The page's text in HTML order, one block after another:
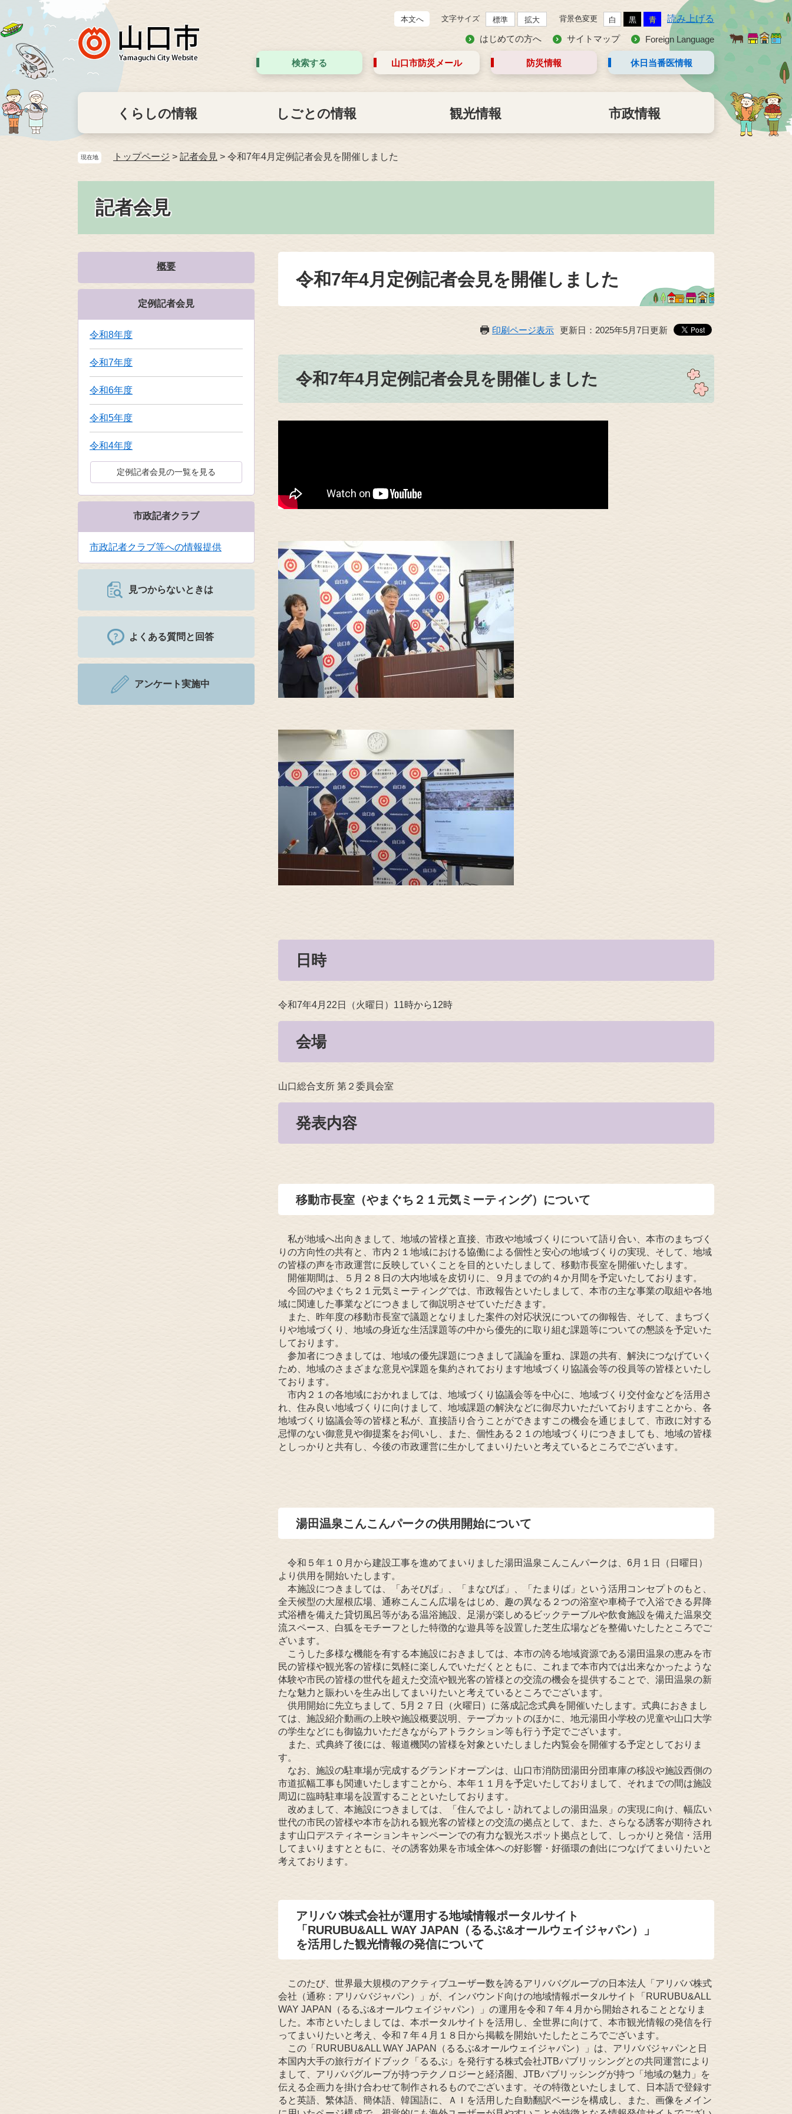
本文へ 文字サイズ 標準 拡大 背景色変更 白 黒 青 読み上げる
はじめての方へ サイトマップ Foreign Language
検索する 山口市防災 メール 防災情報 休日当番医情報
くらしの情報 しごとの情報 観光情報 市政情報
現在地 トップページ > 記者会見 > 令和7年4月定例記者会見を開催しました
記者会見
令和7年4月定例記者会見を開催しました
印刷ページ表示 更新日：2025年5月7日更新
令和7年4月定例記者会見を開催しました
日時
令和7年4月22日（火曜日）11時から12時
会場
山口総合支所 第２委員会室
発表内容
移動市長室（やまぐち２１元気ミーティング）について
私が地域へ出向きまして、地域の皆様と直接、市政や地域づくりについて語り合い、本市のまちづく
りの方向性の共有と、市内２１地域における協働による個性と安心の地域づくりの実現、そして、地域
の皆様の声を市政運営に反映していくことを目的といたしまして、移動市長室を開催いたします。
開催期間は、５月２８日の大内地域を皮切りに、９月までの約４か月間を予定いたしております。
今回のやまぐち２１元気ミーティングでは、市政報告といたしまして、本市の主な事業の取組や各地
域に関連した事業などにつきまして御説明させていただきます。
また、昨年度の移動市長室で議題となりました案件の対応状況についての御報告、そして、まちづく
りや地域づくり、地域の身近な生活課題等の中から優先的に取り組む課題等についての懇談を予定いた
しております。
参加者につきましては、地域の優先課題につきまして議論を重ね、課題の共有、解決につなげていく
ため、地域のさまざまな意見や課題を集約されております地域づくり協議会等の役員等の皆様といたし
ております。
市内２１の各地域におかれましては、地域づくり協議会等を中心に、地域づくり交付金などを活用さ
れ、住み良い地域づくりに向けまして、地域課題の解決などに御尽力いただいておりますことから、各
地域づくり協議会等の皆様と私が、直接語り合うことができますこの機会を通じまして、市政に対する
忌憚のない御意見や御提案をお伺いし、また、個性ある２１の地域づくりにつきましても、地域の皆様
としっかりと共有し、今後の市政運営に生かしてまいりたいと考えているところでございます。
湯田温泉こんこんパークの供用開始について
令和５年１０月から建設工事を進めてまいりました湯田温泉こんこんパークは、6月１日（日曜日）
より供用を開始いたします。
本施設につきましては、「あそびば」、「まなびば」、「たまりば」という活用コンセプトのもと、
全天候型の大屋根広場、通称こんこん広場をはじめ、趣の異なる２つの浴室や車椅子で入浴できる昇降
式浴槽を備えた貸切風呂等がある温浴施設、足湯が楽しめるビックテーブルや飲食施設を備えた温泉交
流スペース、白狐をモチーフとした特徴的な遊具等を設置した芝生広場などを整備いたしたところでご
ざいます。
こうした多様な機能を有する本施設におきましては、本市の誇る地域資源である湯田温泉の恵みを市
民の皆様や観光客の皆様に気軽に楽しんでいただくとともに、これまで本市内では出来なかったような
体験や市民の皆様の世代を超えた交流や観光客の皆様との交流の機会を提供することで、湯田温泉の新
たな魅力と賑わいを生み出してまいりたいと考えているところでございます。
供用開始に先立ちまして、5月２７日（火曜日）に落成記念式典を開催いたします。式典におきまし
ては、施設紹介動画の上映や施設概要説明、テープカットのほかに、地元湯田小学校の児童や山口大学
の学生などにも御協力いただきながらアトラクション等も行う予定でございます。
また、式典終了後には、報道機関の皆様を対象といたしました内覧会を開催する予定としておりま
す。
なお、施設の駐車場が完成するグランドオープンは、山口市消防団湯田分団車庫の移設や施設西側の
市道拡幅工事も関連いたしますことから、本年１１月を予定いたしておりまして、それまでの間は施設
周辺に臨時駐車場を設置することといたしております。
改めまして、本施設につきましては、「住んでよし・訪れてよしの湯田温泉」の実現に向け、幅広い
世代の市民の皆様や本市を訪れる観光客の皆様との交流の拠点として、また、さらなる誘客が期待され
ます山口デスティネーションキャンペーンでの有力な観光スポット拠点として、しっかりと発信・活用
してまいりますとともに、その誘客効果を市域全体への好影響・好循環の創出につなげてまいりたいと
考えております。
アリババ株式会社が運用する地域情報ポータルサイト
「RURUBU&ALL WAY JAPAN（るるぶ&オールウェイジャパン）」
を活用した観光情報の発信について
このたび、世界最大規模のアクティブユーザー数を誇るアリババグループの日本法人「アリババ株式
会社（通称：アリババジャパン）」が、インバウンド向けの地域情報ポータルサイト「RURUBU&ALL
WAY JAPAN（るるぶ&オールウェイジャパン）」の運用を令和７年４月から開始されることとなりま
した。本市といたしましては、本ポータルサイトを活用し、全世界に向けて、本市観光情報の発信を行
ってまいりたいと考え、令和７年４月１８日から掲載を開始いたしたところでございます。
この「RURUBU&ALL WAY JAPAN（るるぶ&オールウェイジャパン）」は、アリババジャパンと日
本国内大手の旅行ガイドブック「るるぶ」を発行する株式会社JTBパブリッシングとの共同運営により
まして、アリババグループが持つテクノロジーと経済圏、JTBパブリッシングが持つ「地域の魅力」を
伝える企画力を掛け合わせて制作されるものでございます。その特徴といたしまして、日本語で登録す
ると英語、繁体語、簡体語、韓国語に、ＡＩを活用した自動翻訳ページを構成し、また、画像をメイン
概要
定例記者会見
令和8年度
令和7年度
令和6年度
令和5年度
令和4年度
定例記者会見の一覧を見る
市政記者クラブ
市政記者クラブ等への情報提供
見つからないときは
よくある質問と回答
アンケート実施中